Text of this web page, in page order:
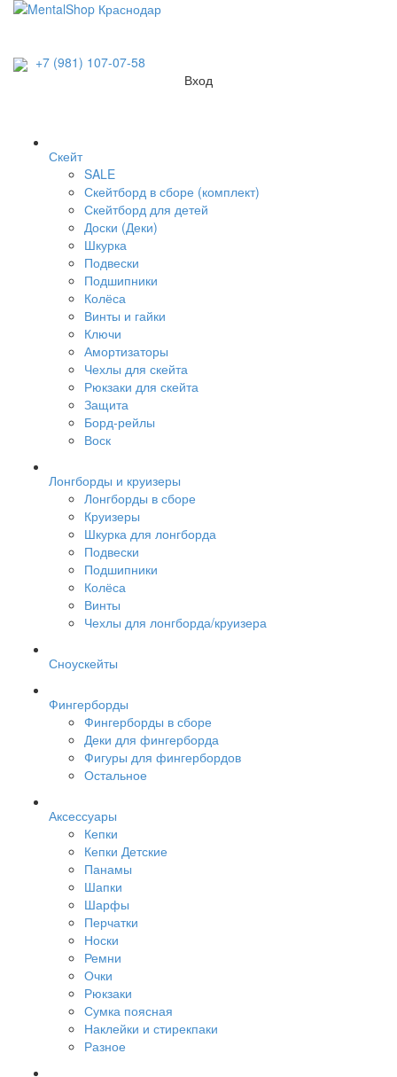
+7 (981) 107-07-58
Вход
Скейт
SALE
Скейтборд в сборе (комплект)
Скейтборд для детей
Доски (Деки)
Шкурка
Подвески
Подшипники
Колёса
Винты и гайки
Ключи
Амортизаторы
Чехлы для скейта
Рюкзаки для скейта
Защита
Борд-рейлы
Воск
Лонгборды и круизеры
Лонгборды в сборе
Круизеры
Шкурка для лонгборда
Подвески
Подшипники
Колёса
Винты
Чехлы для лонгборда/круизера
Сноускейты
Фингерборды
Фингерборды в сборе
Деки для фингерборда
Фигуры для фингербордов
Остальное
Аксессуары
Кепки
Кепки Детские
Панамы
Шапки
Шарфы
Перчатки
Носки
Ремни
Очки
Рюкзаки
Сумка поясная
Наклейки и стирекпаки
Разное